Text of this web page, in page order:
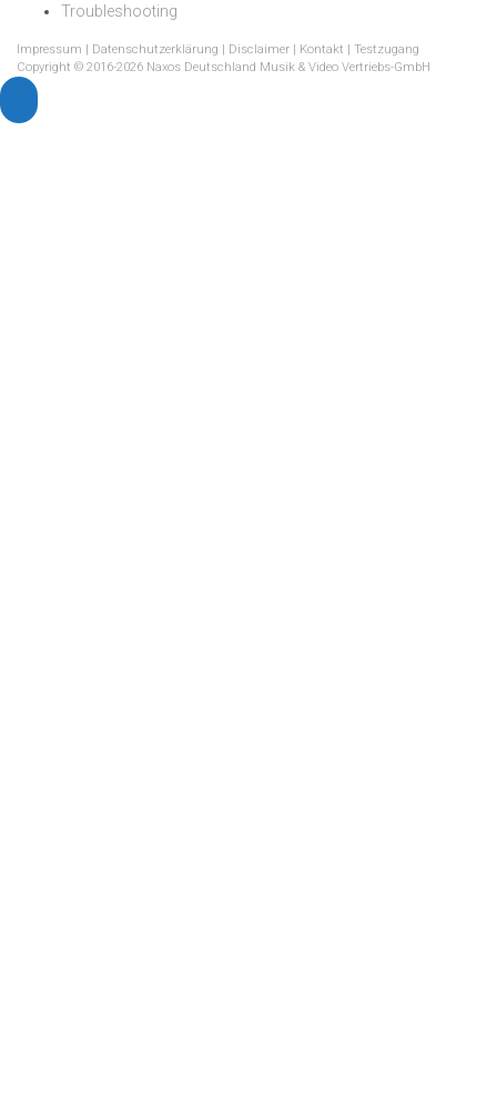
Troubleshooting
Impressum | Datenschutzerklärung | Disclaimer | Kontakt | Testzugang
Copyright © 2016-2026 Naxos Deutschland Musik & Video Vertriebs-GmbH